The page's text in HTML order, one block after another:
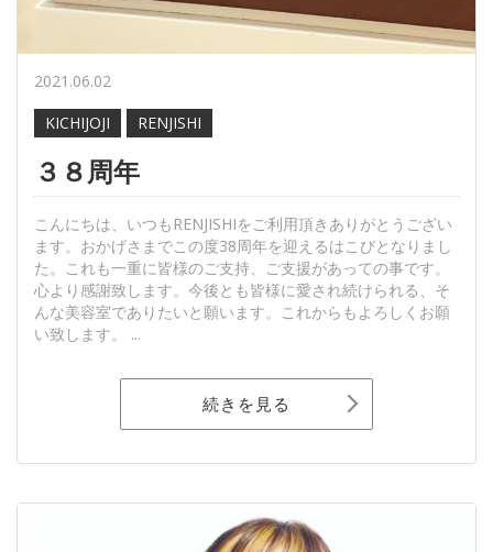
2021.06.02
KICHIJOJI
RENJISHI
３８周年
こんにちは、いつもRENJISHIをご利用頂きありがとうござい
ます。おかげさまでこの度38周年を迎えるはこびとなりまし
た。これも一重に皆様のご支持、ご支援があっての事です。
心より感謝致します。今後とも皆様に愛され続けられる、そ
んな美容室でありたいと願います。これからもよろしくお願
い致します。 ...
続きを見る